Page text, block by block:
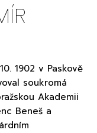
1902 v Paskově
soukromá
Akademii
Beneš a